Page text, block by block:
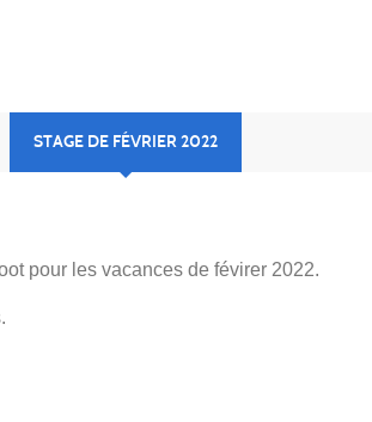
STAGE DE FÉVRIER 2022
pour les vacances de févirer 2022.